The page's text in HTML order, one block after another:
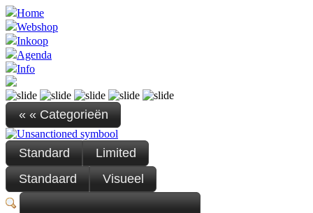
Home
Webshop
Inkoop
Agenda
Info
« « Categorieën
Standard
Limited
Standaard
Visueel